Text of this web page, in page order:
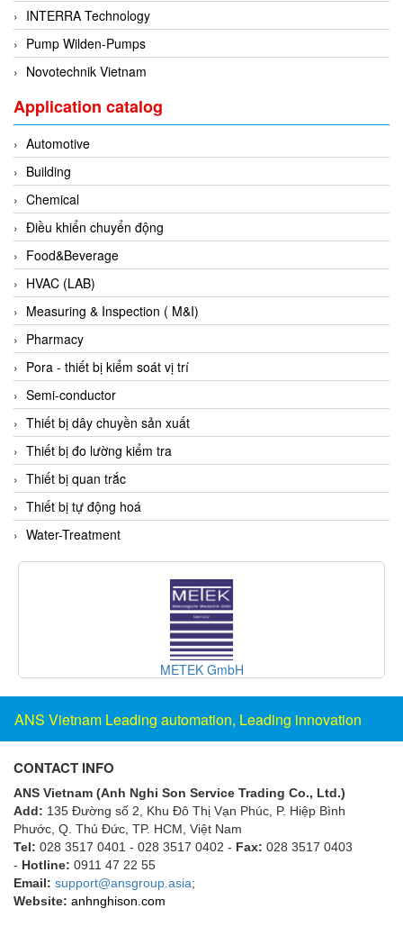
Euchner
EUCHNER GmbH + Co. KG VietNam
Eurovent
Evoqua
EXAIR
Exergen
Exide Technologies Vietnam
EXOR
FAIRCHILD
FANUC
FDM/ F.lli Della Marca Srl
FEIN
Felm
FESTO
FHF (EATON Crouse-Hinds)
Fife/ Maxcess
Fimet
Fine Suntronix
FineTek
Fisher
FISO Vietnam
FLENDER
Flexim
FLIR
FLOMAG
flotron
Flow Force/ Super Green Power-Tech
INTERRA Technology
Pump Wilden-Pumps
Novotechnik Vietnam
Application catalog
Automotive
Building
Chemical
Điều khiển chuyển động
Food&Beverage
HVAC (LAB)
Measuring & Inspection ( M&I)
Pharmacy
Pora - thiết bị kiểm soát vị trí
Semi-conductor
Thiết bị dây chuyền sản xuất
Thiết bị đo lường kiểm tra
Thiết bị quan trắc
Thiết bị tự động hoá
Water-Treatment
ANS Vietnam Leading automation, Leading innovation
CONTACT INFO
ANS Vietnam (Anh Nghi Son Service Trading Co., Ltd.)
Add: 135 Đường số 2, Khu Đô Thị Vạn Phúc, P. Hiệp Bình
Phước, Q. Thủ Đức, TP. HCM , Việt Nam
Tel: 028 3517 0401 - 028 3517 0402 - Fax: 028 3517 0403
- Hotline: 0911 47 22 55
Email: support@ansgroup.asia;
Website: anhnghison.com